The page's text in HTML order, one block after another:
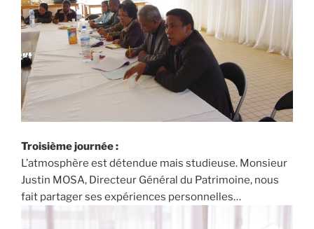
Troisième journée :
L’atmosphère est détendue mais studieuse. Monsieur
Justin MOSA, Directeur Général du Patrimoine, nous
fait partager ses expériences personnelles…